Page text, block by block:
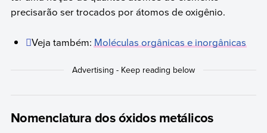
precisarão ser trocados por átomos de oxigênio.
Veja também:Moléculas orgânicas e inorgânicas
Nomenclatura dos óxidos metálicos